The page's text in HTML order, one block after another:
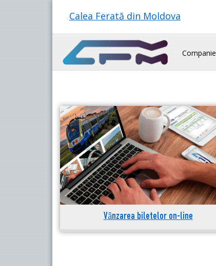
Calea Ferată din Moldova
Companie
Vânzarea biletelor on-line